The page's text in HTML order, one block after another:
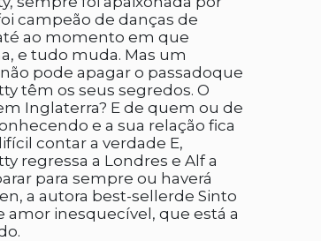
campeão de danças de
ao momento em que
e tudo muda. Mas um
pode apagar o passadoque
têm os seus segredos. O
Inglaterra? E de quem ou de
e a sua relação fica
contar a verdade E,
regressa a Londres e Alf a
para sempre ou haverá
a autora best-sellerde Sinto
amor inesquecível, que está a